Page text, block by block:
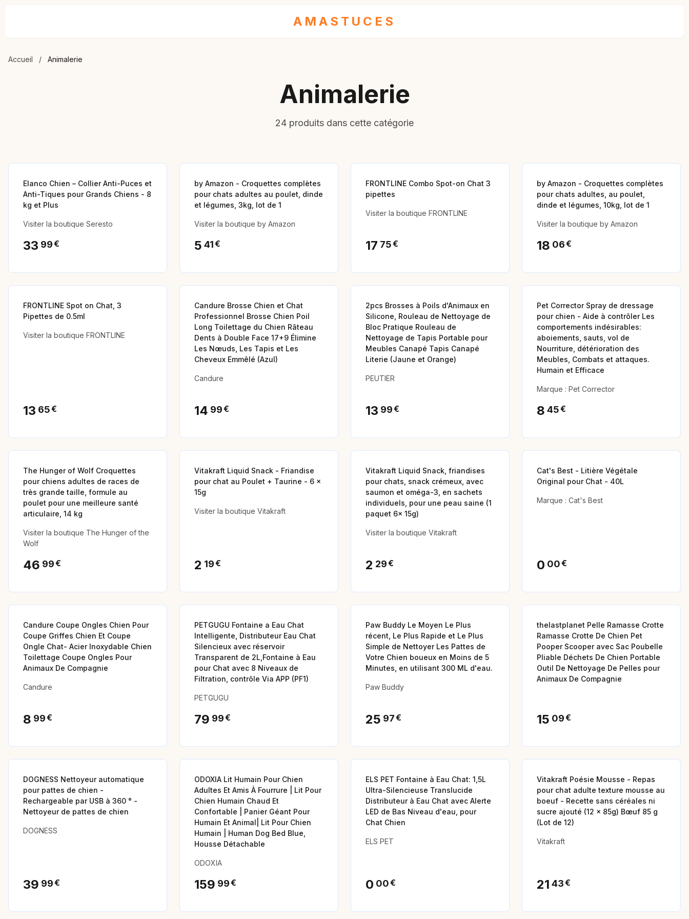
AMASTUCES
Accueil / Animalerie
Animalerie
24 produits dans cette catégorie
Elanco Chien – Collier Anti-Puces et
Anti-Tiques pour Grands Chiens - 8
kg et Plus
Visiter la boutique Seresto
33 99€
by Amazon - Croquettes complètes
pour chats adultes au poulet, dinde
et légumes, 3kg, lot de 1
Visiter la boutique by Amazon
5 41€
FRONTLINE Combo Spot-on Chat 3
pipettes
Visiter la boutique FRONTLINE
17 75€
by Amazon - Croquettes complètes
pour chats adultes, au poulet,
dinde et légumes, 10kg, lot de 1
Visiter la boutique by Amazon
18 06€
FRONTLINE Spot on Chat, 3
Pipettes de 0.5ml
Visiter la boutique FRONTLINE
13 65€
Candure Brosse Chien et Chat
Professionnel Brosse Chien Poil
Long Toilettage du Chien Râteau
Dents à Double Face 17+9 Élimine
Les Nœuds, Les Tapis et Les
Cheveux Emmêlé (Azul)
Candure
14 99€
2pcs Brosses à Poils d'Animaux en
Silicone, Rouleau de Nettoyage de
Bloc Pratique Rouleau de
Nettoyage de Tapis Portable pour
Meubles Canapé Tapis Canapé
Literie (Jaune et Orange)
PEUTIER
13 99€
Pet Corrector Spray de dressage
pour chien - Aide à contrôler Les
comportements indésirables:
aboiements, sauts, vol de
Nourriture, détérioration des
Meubles, Combats et attaques.
Humain et Efficace
Marque : Pet Corrector
8 45€
The Hunger of Wolf Croquettes
pour chiens adultes de races de
très grande taille, formule au
poulet pour une meilleure santé
articulaire, 14 kg
Visiter la boutique The Hunger of the
Wolf
46 99€
Vitakraft Liquid Snack - Friandise
pour chat au Poulet + Taurine - 6 x
15g
Visiter la boutique Vitakraft
2 19€
Vitakraft Liquid Snack, friandises
pour chats, snack crémeux, avec
saumon et oméga-3, en sachets
individuels, pour une peau saine (1
paquet 6x 15g)
Visiter la boutique Vitakraft
2 29€
Cat's Best - Litière Végétale
Original pour Chat - 40L
Marque : Cat's Best
0 00€
Candure Coupe Ongles Chien Pour
Coupe Griffes Chien Et Coupe
Ongle Chat- Acier Inoxydable Chien
Toilettage Coupe Ongles Pour
Animaux De Compagnie
Candure
8 99€
PETGUGU Fontaine a Eau Chat
Intelligente, Distributeur Eau Chat
Silencieux avec réservoir
Transparent de 2L,Fontaine à Eau
pour Chat avec 8 Niveaux de
Filtration, contrôle Via APP (PF1)
PETGUGU
79 99€
Paw Buddy Le Moyen Le Plus
récent, Le Plus Rapide et Le Plus
Simple de Nettoyer Les Pattes de
Votre Chien boueux en Moins de 5
Minutes, en utilisant 300 ML d'eau.
Paw Buddy
25 97€
thelastplanet Pelle Ramasse Crotte
Ramasse Crotte De Chien Pet
Pooper Scooper avec Sac Poubelle
Pliable Déchets De Chien Portable
Outil De Nettoyage De Pelles pour
Animaux De Compagnie
15 09€
DOGNESS Nettoyeur automatique
pour pattes de chien -
Rechargeable par USB à 360 ° -
Nettoyeur de pattes de chien
DOGNESS
39 99€
ODOXIA Lit Humain Pour Chien
Adultes Et Amis À Fourrure | Lit Pour
Chien Humain Chaud Et
Confortable | Panier Géant Pour
Humain Et Animal| Lit Pour Chien
Humain | Human Dog Bed Blue,
Housse Détachable
ODOXIA
159 99€
ELS PET Fontaine à Eau Chat: 1,5L
Ultra-Silencieuse Translucide
Distributeur à Eau Chat avec Alerte
LED de Bas Niveau d'eau, pour
Chat Chien
ELS PET
0 00€
Vitakraft Poésie Mousse - Repas
pour chat adulte texture mousse au
boeuf - Recette sans céréales ni
sucre ajouté (12 x 85g) Bœuf 85 g
(Lot de 12)
Vitakraft
21 43€